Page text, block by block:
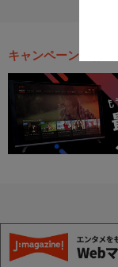
キャンペーン・お得